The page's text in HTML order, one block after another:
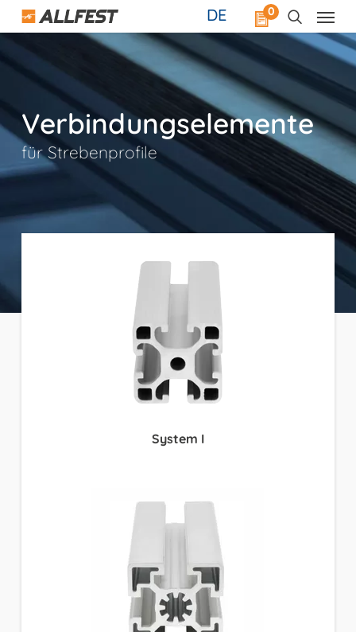
Skip
main
content
0
DE
Verbindungselemente
für Strebenprofile
System I